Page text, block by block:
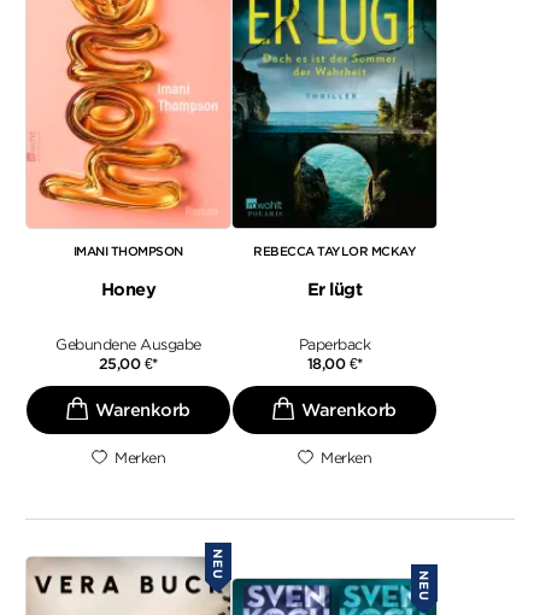
IMANI THOMPSON
Honey
Gebundene Ausgabe
25,00 €*
Merken
REBECCA TAYLOR MCKAY
Er lügt
Paperback
18,00 €*
Merken
NEU
NEU